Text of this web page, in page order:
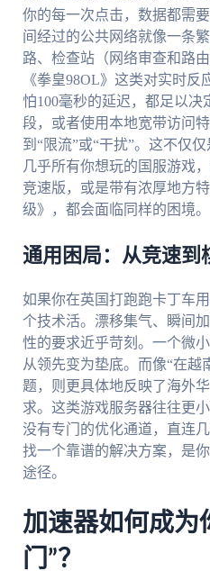
你的每一次点击，数据都需
间经过的公共网络就像一条
路、检查站（网络审查和路
《拳皇98OL》这类对实时
怕100毫秒的延迟，都足以
段，或者使用本地宽带访问
到“限流”或“干扰”。这不仅
几乎所有你想玩的国服游戏
竞速版，或是带有浓厚地方
级》，都会面临同样的困境。
通用困局：从竞速到
如果你在英国打跑跑卡丁车
个技术活。漂移集气、瞬间
性的要求近乎苛刻。一个微
从领先变为垫底。而像“在越
题，则更具体地反映了海外
求。这类游戏服务器往往更
没有专门的优化通道，直连
找一个靠谱的解决方案，是
途径。
加速器如何成为
门”？